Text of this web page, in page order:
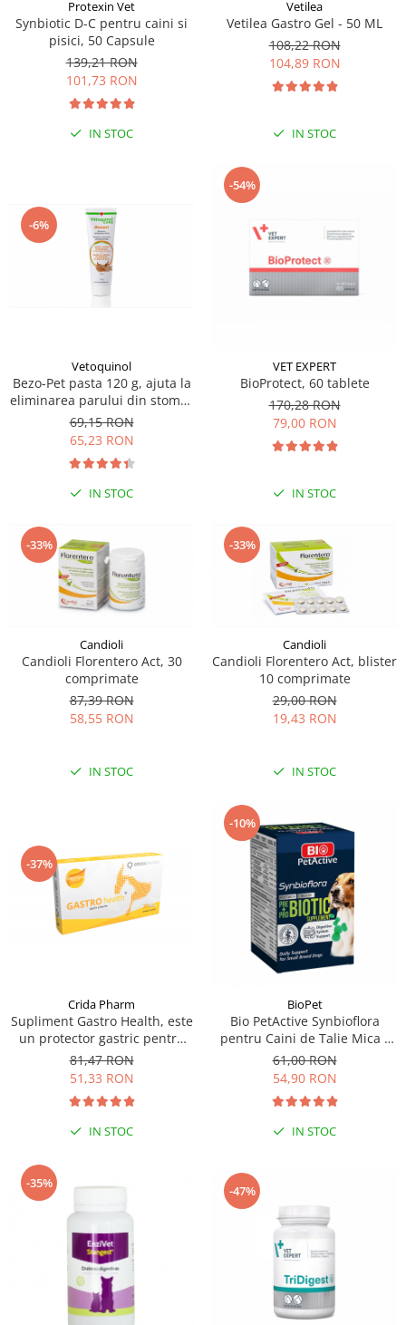
Sampoane si Balsamuri
Servetele Umede
Covorase absorbante
Curatare Ochi
Igiena Catel
Custi transport - Pisici
Jucarii Pisici
Lese, Hamuri si Zgarzi
Paturi, perne si cosuri pentru pisici
Recompense Delicioase
Protexin Vet
Synbiotic D-C pentru caini si
pisici, 50 Capsule
139,21 RON
101,73 RON
IN STOC
Vetilea
Vetilea Gastro Gel - 50 ML
108,22 RON
104,89 RON
IN STOC
-6%
Vetoquinol
Bezo-Pet pasta 120 g, ajuta la
eliminarea parului din stomac
sau intestine
69,15 RON
65,23 RON
IN STOC
-54%
VET EXPERT
BioProtect, 60 tablete
170,28 RON
79,00 RON
IN STOC
-33%
Candioli
Candioli Florentero Act, 30
comprimate
87,39 RON
58,55 RON
IN STOC
-33%
Candioli
Candioli Florentero Act, blister
10 comprimate
29,00 RON
19,43 RON
IN STOC
-37%
Crida Pharm
Supliment Gastro Health, este
un protector gastric pentru
caini si pisici, 30 capsule
81,47 RON
51,33 RON
IN STOC
-10%
BioPet
Bio PetActive Synbioflora
pentru Caini de Talie Mica -
60 tablete
61,00 RON
54,90 RON
IN STOC
-35% -47%